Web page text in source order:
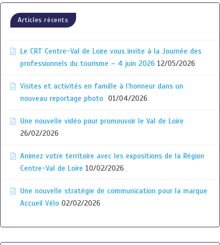
Articles récents
Le CRT Centre-Val de Loire vous invite à la Journée des
professionnels du tourisme – 4 juin 2026 12/05/2026
Visites et activités en famille à l’honneur dans un
nouveau reportage photo
01/04/2026
Une nouvelle vidéo pour promouvoir le Val de Loire
26/02/2026
Animez votre territoire avec les expositions de la Région
Centre-Val de Loire 10/02/2026
Une nouvelle stratégie de communication pour la marque
Accueil Vélo 02/02/2026